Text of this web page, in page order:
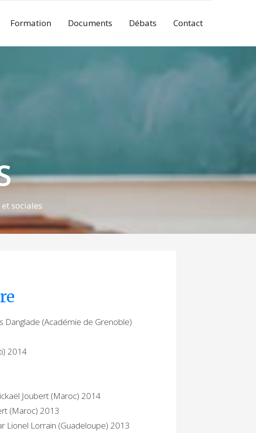
Formation Documents Débats Contact
sociales
Danglade (Académie de Grenoble)
2014
Joubert (Maroc) 2014
(Maroc) 2013
Lionel Lorrain (Guadeloupe) 2013